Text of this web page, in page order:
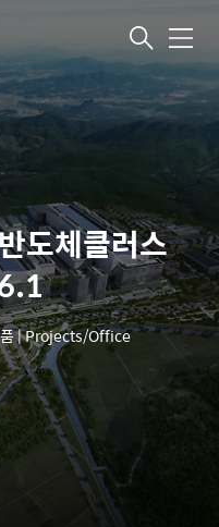
메
뉴
도체클러스
| Projects/Office